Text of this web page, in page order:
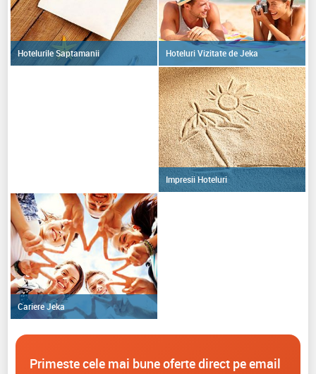
Hotelurile Saptamanii Hoteluri Vizitate de Jeka
Impresii Hoteluri
Cariere Jeka
Primeste cele mai bune oferte direct pe email